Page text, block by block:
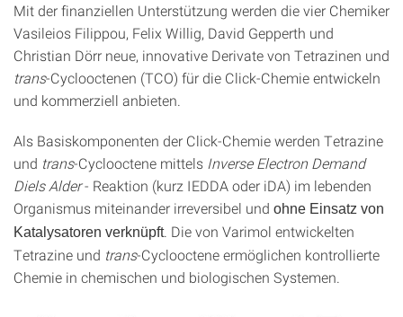
Mit der finanziellen Unterstützung werden die vier Chemiker
Vasileios Filippou, Felix Willig, David Gepperth und
Christian Dörr neue, innovative Derivate von Tetrazinen und
trans-Cyclooctenen (TCO) für die Click-Chemie entwickeln
und kommerziell anbieten.
Als Basiskomponenten der Click-Chemie werden Tetrazine
und trans-Cyclooctene mittels Inverse Electron Demand
Diels Alder- Reaktion (kurz IEDDA oder iDA) im lebenden
Organismus miteinander irreversibel und ohne Einsatz von
Katalysatoren verknüpft. Die von Varimol entwickelten
Tetrazine und trans-Cyclooctene ermöglichen kontrollierte
Chemie in chemischen und biologischen Systemen.